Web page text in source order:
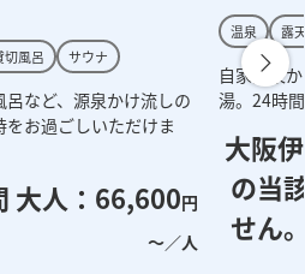
切風呂 サウナ
など、源泉かけ流しの
お過ごしいただけま
大人：66,600円
～／人
温泉 露
自家源泉
湯。24時
大阪
の当
せん